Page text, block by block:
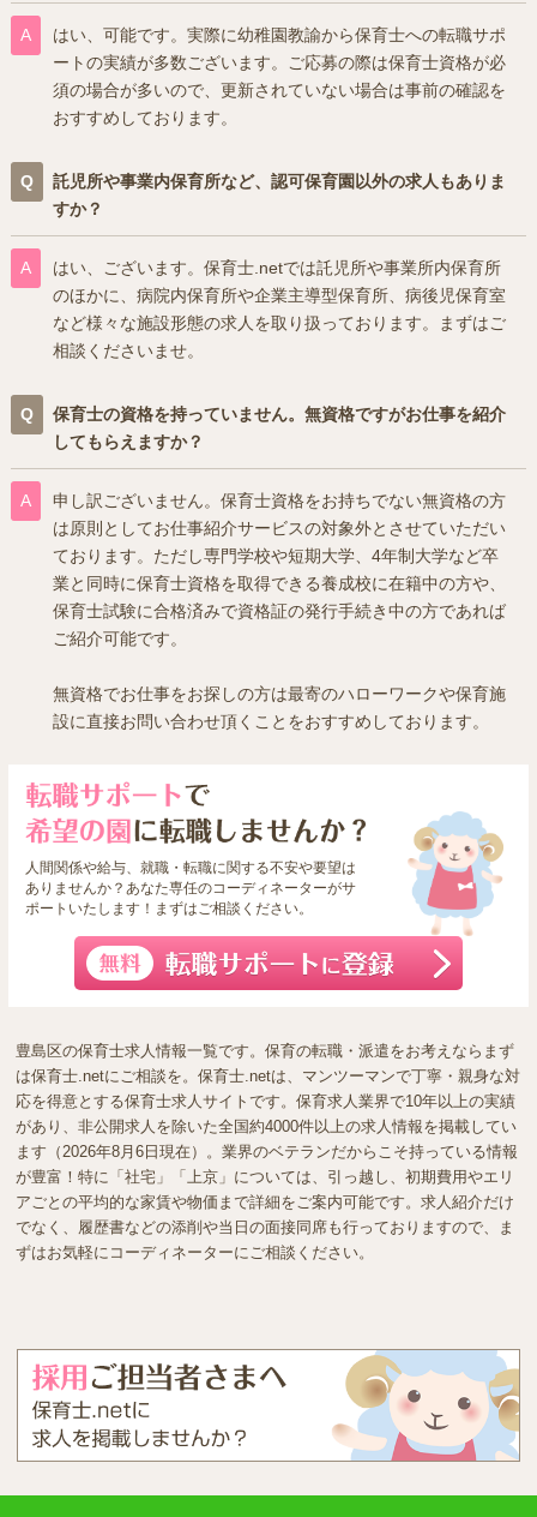
はい、可能です。実際に幼稚園教諭から保育士への転職サポ
ートの実績が多数ございます。ご応募の際は保育士資格が必
須の場合が多いので、更新されていない場合は事前の確認を
おすすめしております。
託児所や事業内保育所など、認可保育園以外の求人もありま
すか？
はい、ございます。保育士.netでは託児所や事業所内保育所
のほかに、病院内保育所や企業主導型保育所、病後児保育室
など様々な施設形態の求人を取り扱っております。まずはご
相談くださいませ。
保育士の資格を持っていません。無資格ですがお仕事を紹介
してもらえますか？
申し訳ございません。保育士資格をお持ちでない無資格の方
は原則としてお仕事紹介サービスの対象外とさせていただい
ております。ただし専門学校や短期大学、4年制大学など卒
業と同時に保育士資格を取得できる養成校に在籍中の方や、
保育士試験に合格済みで資格証の発行手続き中の方であれば
ご紹介可能です。
無資格でお仕事をお探しの方は最寄のハローワークや保育施
設に直接お問い合わせ頂くことをおすすめしております。
人間関係や給与、就職・転職に関する不安や要望は
ありませんか？あなた専任のコーディネーターがサ
ポートいたします！まずはご相談ください。
豊島区の保育士求人情報一覧です。保育の転職・派遣をお考えならまず
は保育士.netにご相談を。保育士.netは、マンツーマンで丁寧・親身な対
応を得意とする保育士求人サイトです。保育求人業界で10年以上の実績
があり、非公開求人を除いた全国約4000件以上の求人情報を掲載してい
ます（2026年8月6日現在）。業界のベテランだからこそ持っている情報
が豊富！特に「社宅」「上京」については、引っ越し、初期費用やエリ
アごとの平均的な家賃や物価まで詳細をご案内可能です。求人紹介だけ
でなく、履歴書などの添削や当日の面接同席も行っておりますので、ま
ずはお気軽にコーディネーターにご相談ください。